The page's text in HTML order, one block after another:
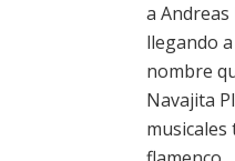
a
llegando
nombre
Navajita